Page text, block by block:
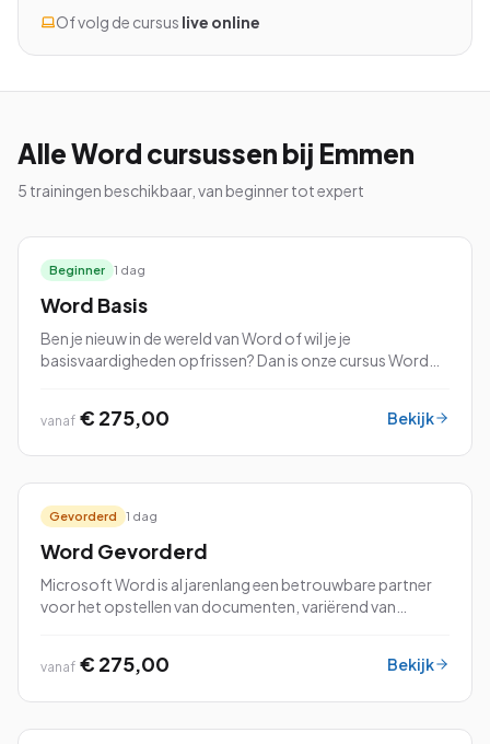
Bel ons: 023-5513409
Of volg de cursus live online
AlleWord cursussen bij Emmen
5 trainingen beschikbaar, van beginner tot expert
Beginner 1 dag
Word Basis
Ben je nieuw in de wereld van Word of wil je je
basisvaardigheden opfrissen? Dan is onze cursus Word
vanaf € 275,00 Bekijk
Gevorderd 1 dag
Word Gevorderd
Microsoft Word is al jarenlang een betrouwbare partner
voor het opstellen van documenten, variërend van
vanaf € 275,00 Bekijk